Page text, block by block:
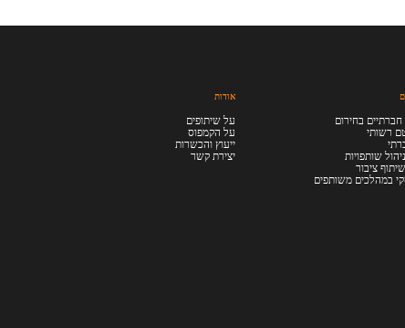
בחירום
רשותי
שותפויות
ציבור
במהלכים משותפים
אודות
על שיתופים
על הקמפוס
ייעוץ והכשרות
יצירת קשר